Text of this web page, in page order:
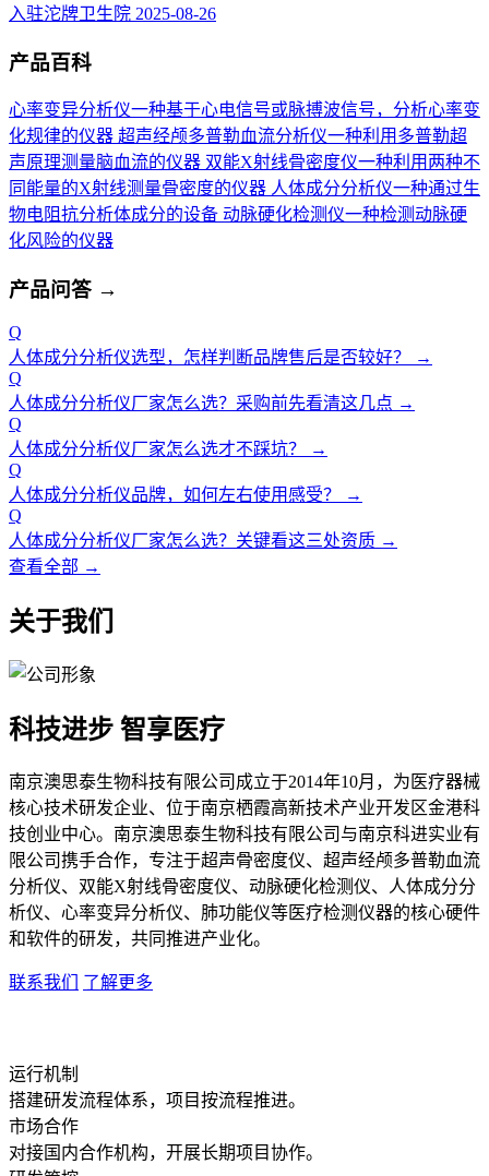
入驻沱牌卫生院 2025-08-26
产品百科
心率变异分析仪一种基于心电信号或脉搏波信号，分析心率变
化规律的仪器 超声经颅多普勒血流分析仪一种利用多普勒超
声原理测量脑血流的仪器 双能X射线骨密度仪一种利用两种不
同能量的X射线测量骨密度的仪器 人体成分分析仪一种通过生
物电阻抗分析体成分的设备 动脉硬化检测仪一种检测动脉硬
化风险的仪器
产品问答 →
Q
人体成分分析仪选型，怎样判断品牌售后是否较好？
→
Q
人体成分分析仪厂家怎么选？采购前先看清这几点 →
Q
人体成分分析仪厂家怎么选才不踩坑？
→
Q
人体成分分析仪品牌，如何左右使用感受？
→
Q
人体成分分析仪厂家怎么选？关键看这三处资质 →
查看全部 →
关于我们
科技进步 智享医疗
南京澳思泰生物科技有限公司成立于2014年10月，为医疗器械
核心技术研发企业、位于南京栖霞高新技术产业开发区金港科
技创业中心。南京澳思泰生物科技有限公司与南京科进实业有
限公司携手合作，专注于超声骨密度仪、超声经颅多普勒血流
分析仪、双能X射线骨密度仪、动脉硬化检测仪、人体成分分
析仪、心率变异分析仪、肺功能仪等医疗检测仪器的核心硬件
和软件的研发，共同推进产业化。
联系我们 了解更多
运行机制
搭建研发流程体系，项目按流程推进。
市场合作
对接国内合作机构，开展长期项目协作。